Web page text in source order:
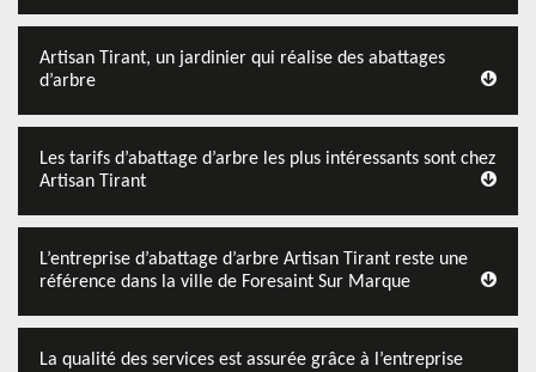
Artisan Tirant, un jardinier qui réalise des abattages
d’arbre
Les tarifs d’abattage d’arbre les plus intéressants sont chez
Artisan Tirant
L’entreprise d’abattage d’arbre Artisan Tirant reste une
référence dans la ville de Foresaint Sur Marque
La qualité des services est assurée grâce à l’entreprise